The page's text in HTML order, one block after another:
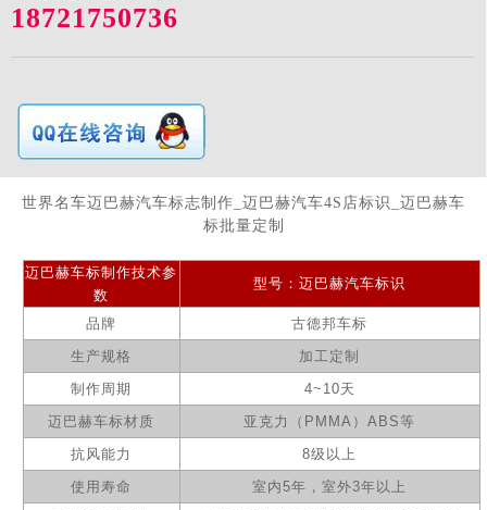
18721750736
世界名车迈巴赫汽车标志制作_迈巴赫汽车4S店标识_迈巴赫车
标批量定制
迈巴赫车标制作技术参
数
型号：迈巴赫汽车标识
品牌
古德邦车标
生产规格
加工定制
制作周期
4~10天
迈巴赫车标材质 亚克力（ PMMA ）ABS等
抗风能力
8级以上
使用寿命
室内5年，室外3年以上